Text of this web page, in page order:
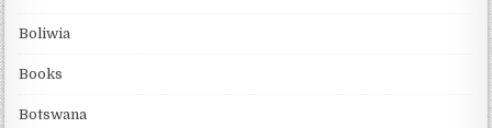
Boliwia
Books
Botswana